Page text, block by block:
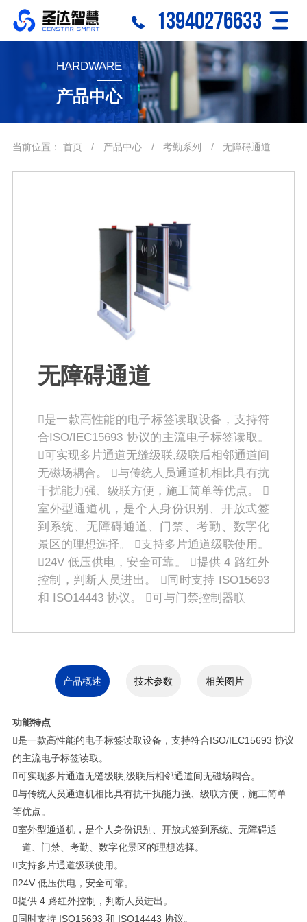
13940276633
HARDWARE
产品中心
当前位置： 首页 / 产品中心 / 考勤系列 / 无障碍通道
无障碍通道
是一款高性能的电子标签读取设备，支持符
合ISO/IEC15693 协议的主流电子标签读取。
可实现多片通道无缝级联,级联后相邻通道间
无磁场耦合。 与传统人员通道机相比具有抗
干扰能力强、级联方便，施工简单等优点。 
室外型通道机，是个人身份识别、开放式签
到系统、无障碍通道、门禁、考勤、数字化
景区的理想选择。 支持多片通道级联使用。
24V 低压供电，安全可靠。 提供 4 路红外
控制，判断人员进出。 同时支持 ISO15693
和 ISO14443 协议。 可与门禁控制器联
产品概述 技术参数 相关图片
功能特点
是一款高性能的电子标签读取设备，支持符合ISO/IEC15693 协议
的主流电子标签读取。
可实现多片通道无缝级联 级联后相邻通道间无磁场耦合。
与传统人员通道机相比具有抗干扰能力强、级联方便，施工简单
等优点。
室外型通道机，是个人身份识别、开放式签到系统、无障碍通
道、门禁、考勤、数字化景区的理想选择。
支持多片通道级联使用。
24V 低压供电，安全可靠。
提供4 路红外控制，判断人员进出。
同时支持ISO15693 和 ISO14443 协议。